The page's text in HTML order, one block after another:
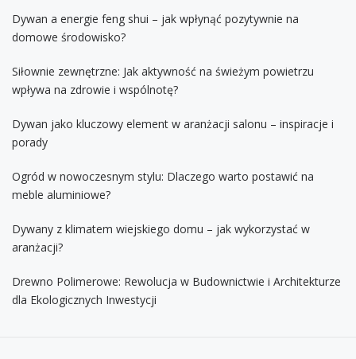
Dywan a energie feng shui – jak wpłynąć pozytywnie na
domowe środowisko?
Siłownie zewnętrzne: Jak aktywność na świeżym powietrzu
wpływa na zdrowie i wspólnotę?
Dywan jako kluczowy element w aranżacji salonu – inspiracje i
porady
Ogród w nowoczesnym stylu: Dlaczego warto postawić na
meble aluminiowe?
Dywany z klimatem wiejskiego domu – jak wykorzystać w
aranżacji?
Drewno Polimerowe: Rewolucja w Budownictwie i Architekturze
dla Ekologicznych Inwestycji